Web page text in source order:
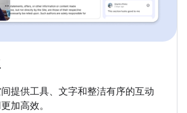
提供工具、文字和整洁有序的互动
加高效。